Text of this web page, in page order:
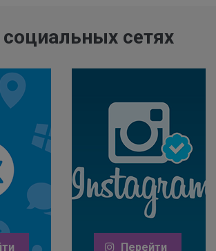
сетях
Перейти